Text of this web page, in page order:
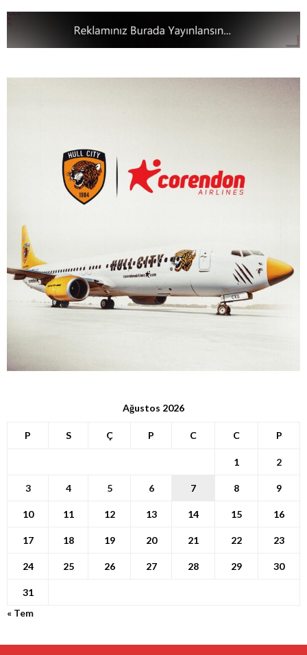
Ağustos 2026
P S Ç P C C P
1 2
3 4 5 6 7 8 9
10 11 12 13 14 15 16
17 18 19 20 21 22 23
24 25 26 27 28 29 30
31
« Tem